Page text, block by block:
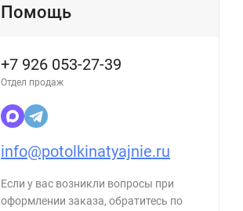
Помощь
+7 926 053-27-39
Отдел продаж
info@potolkinatyajnie.ru
Если у вас возникли вопросы при
оформлении заказа, обратитесь по